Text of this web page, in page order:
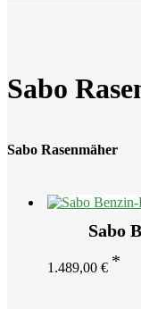
Sabo
Sabo Rasenmäher
Sabo
1.489,00 €